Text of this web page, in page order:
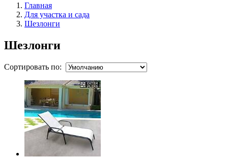
Главная
Для участка и сада
Шезлонги
Шезлонги
Сортировать по: